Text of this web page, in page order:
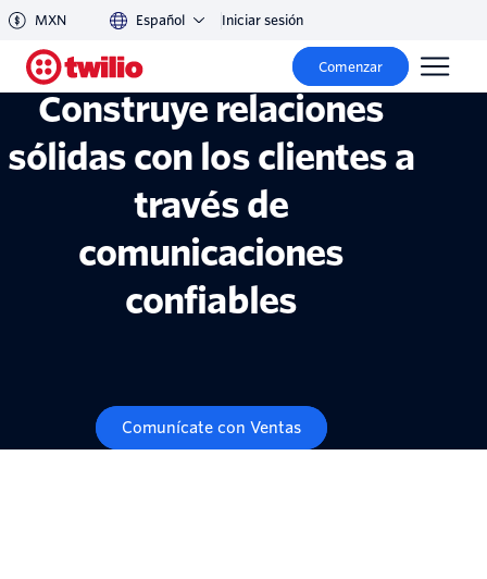
MXN Español Iniciar sesión
Comenzar
Twilio Trust
Construye relaciones
sólidas con los clientes a
través de
comunicaciones
confiables
Comunícate con Ventas